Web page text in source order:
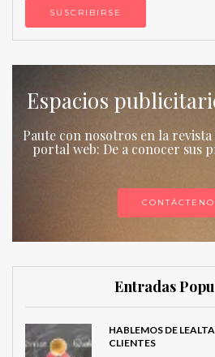
Espacios
Paute con nosotros en la
portal web: De a conocer sus
Entradas
HABLEMOS DE
CLIENTES